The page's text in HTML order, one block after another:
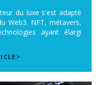
du luxe s'est adapté
Web3. NFT, métavers,
ayant élargi